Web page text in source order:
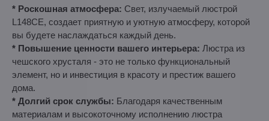
* Роскошная атмосфера: Свет, излучаемый люстрой
L148CE, создает приятную и уютную атмосферу, которой
вы будете наслаждаться каждый день.
* Повышение ценности вашего интерьера: Люстра из
чешского хрусталя - это не только функциональный
элемент, но и инвестиция в красоту и престиж вашего
дома.
* Долгий срок службы: Благодаря качественным
материалам и высокоточному исполнению люстра